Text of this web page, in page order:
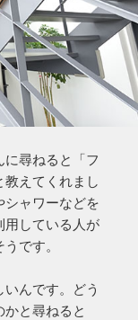
尋ねると「フ
えてくれまし
ャワーなどを
用している人が
です。
んです。どう
と尋ねると